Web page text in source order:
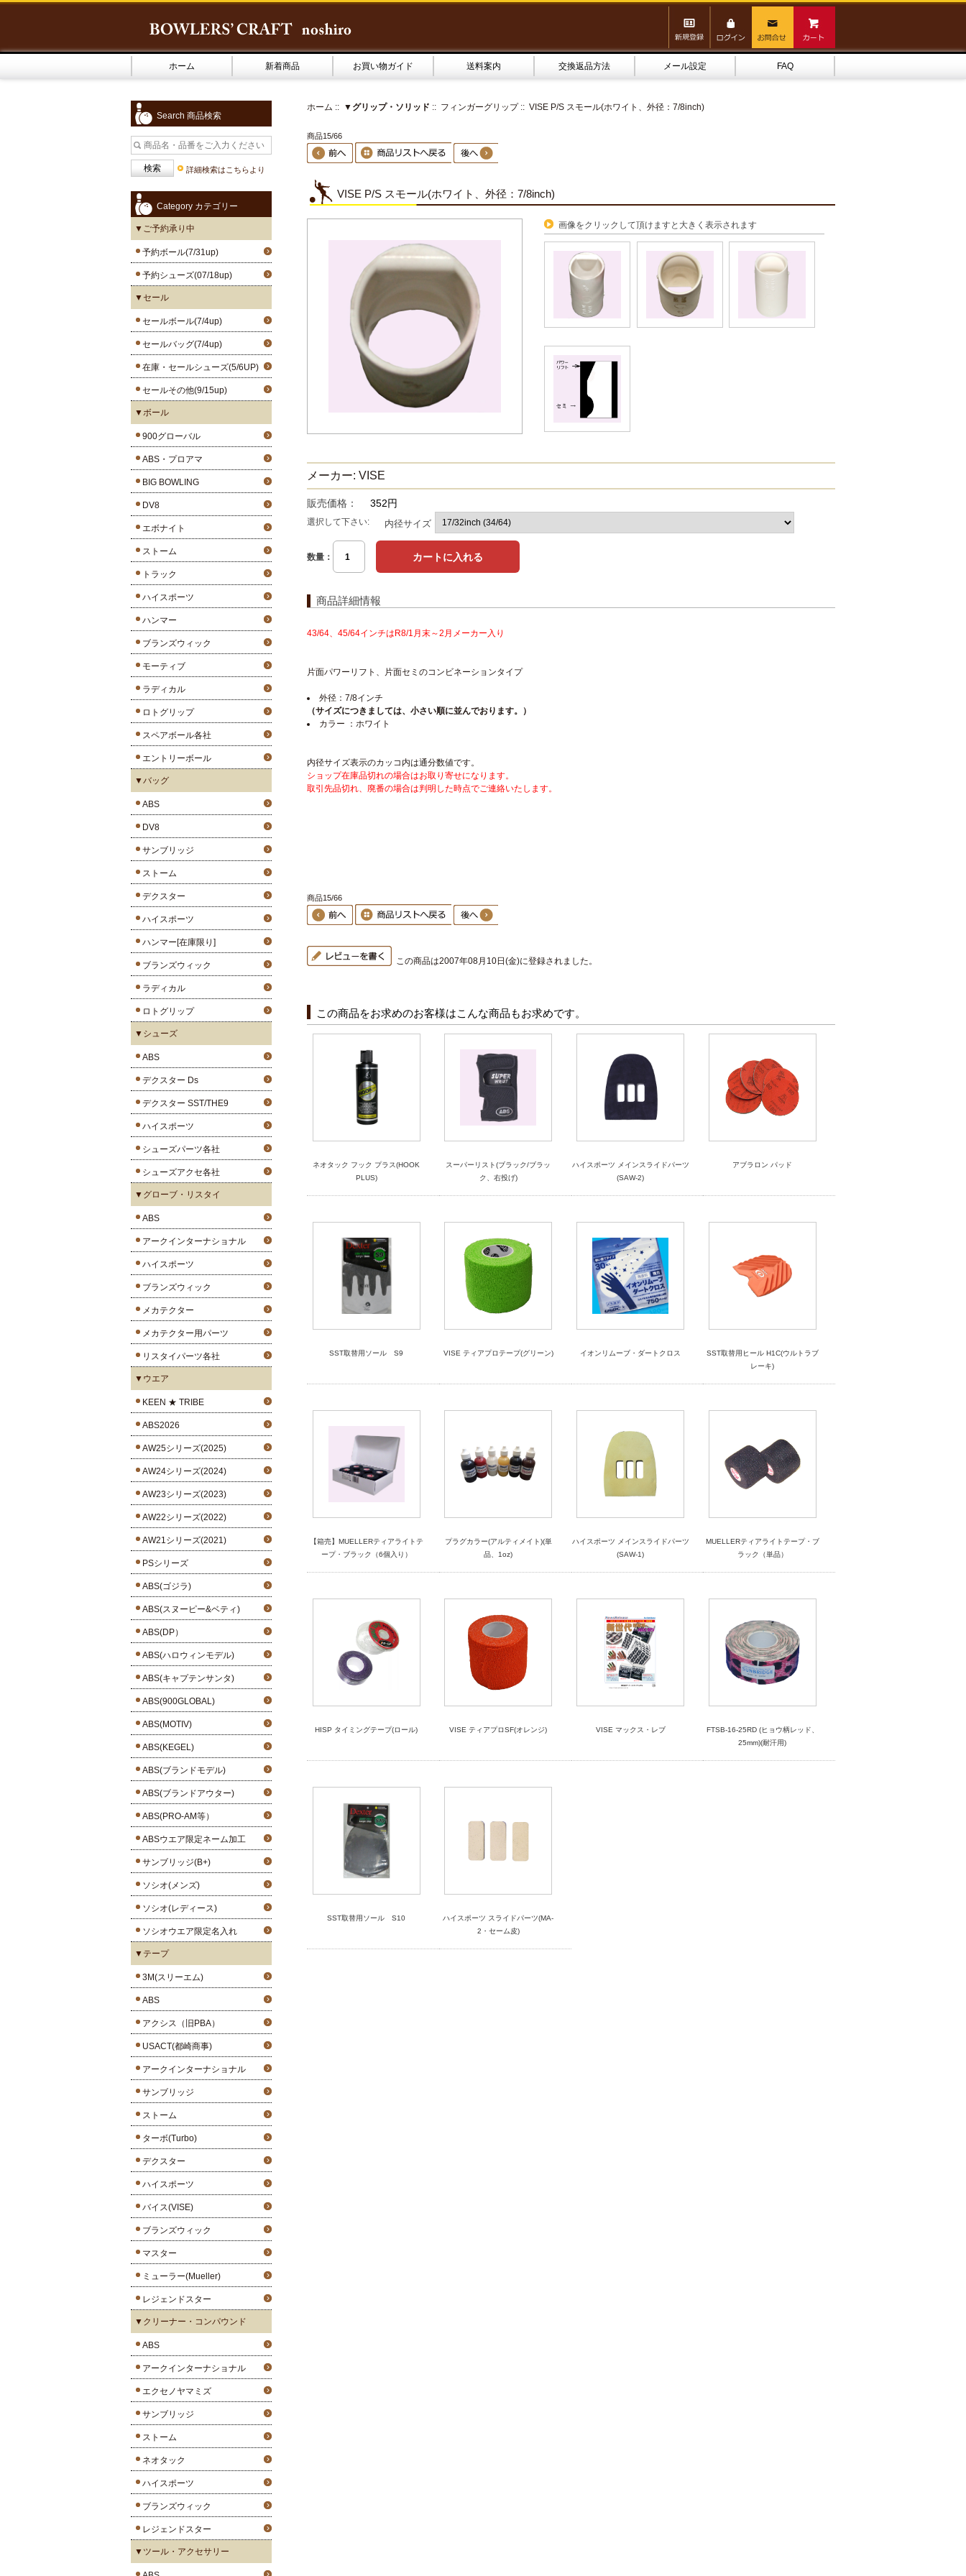
ホーム 新着商品 お買い物ガイド 送料案内 交換返品方法 メール設定 FAQ
Search 商品検索
詳細検索はこちらより
Category カテゴリー
▼ご予約承り中
予約ボール(7/31up)
予約シューズ(07/18up)
▼セール
セールボール(7/4up)
セールバッグ(7/4up)
在庫・セールシューズ(5/6UP)
セールその他(9/15up)
▼ボール
900グローバル
ABS・プロアマ
BIG BOWLING
DV8
エボナイト
ストーム
トラック
ハイスポーツ
ハンマー
ブランズウィック
モーティブ
ラディカル
ロトグリップ
スペアボール各社
エントリーボール
▼バッグ
ABS
DV8
サンブリッジ
ストーム
デクスター
ハイスポーツ
ハンマー[在庫限り]
ブランズウィック
ラディカル
ロトグリップ
▼シューズ
ABS
デクスター Ds
デクスター SST/THE9
ハイスポーツ
シューズパーツ各社
シューズアクセ各社
▼グローブ・リスタイ
ABS
アークインターナショナル
ハイスポーツ
ブランズウィック
メカテクター
メカテクター用パーツ
リスタイパーツ各社
▼ウエア
KEEN ★ TRIBE
ABS2026
AW25シリーズ(2025)
AW24シリーズ(2024)
AW23シリーズ(2023)
AW22シリーズ(2022)
AW21シリーズ(2021)
PSシリーズ
ABS(ゴジラ)
ABS(スヌーピー&ベティ)
ABS(DP）
ABS(ハロウィンモデル)
ABS(キャプテンサンタ)
ABS(900GLOBAL)
ABS(MOTIV)
ABS(KEGEL)
ABS(ブランドモデル)
ABS(ブランドアウター)
ABS(PRO-AM等）
ABSウエア限定ネーム加工
サンブリッジ(B+)
ソシオ(メンズ)
ソシオ(レディース)
ソシオウエア限定名入れ
▼テープ
3M(スリーエム)
ABS
アクシス（旧PBA）
USACT(都崎商事)
アークインターナショナル
サンブリッジ
ストーム
ターボ(Turbo)
デクスター
ハイスポーツ
バイス(VISE)
ブランズウィック
マスター
ミューラー(Mueller)
レジェンドスター
▼クリーナー・コンパウンド
ABS
アークインターナショナル
エクセノヤマミズ
サンブリッジ
ストーム
ネオタック
ハイスポーツ
ブランズウィック
レジェンドスター
▼ツール・アクセサリー
ホーム :: ▼グリップ・ソリッド :: フィンガーグリップ:: VISE P/S スモール(ホワイト、外径：7/8inch)
商品15/66
VISE P/S スモール(ホワイト、外径：7/8inch)
画像をクリックして頂けますと大きく表示されます
メーカー: VISE
販売価格： 352円
選択して下さい: 内径サイズ
数量：
商品詳細情報
43/64、45/64インチはR8/1月末～2月メーカー入り
片面パワーリフト、片面セミのコンビネーションタイプ
外径：7/8インチ
（サイズにつきましては、小さい順に並んでおります。）
カラー ：ホワイト
内径サイズ表示のカッコ内は通分数値です。
ショップ在庫品切れの場合はお取り寄せになります。
取引先品切れ、廃番の場合は判明した時点でご連絡いたします。
商品15/66
この商品は2007年08月10日(金)に登録されました。
この商品をお求めのお客様はこんな商品もお求めです。
ネオタック フック プラス(HOOK
PLUS)
スーパーリスト(ブラック/ブラッ
ク、右投げ)
ハイスポーツ メインスライドパーツ
(SAW-2)
アブラロン パッド
SST取替用ソール S9 VISE ティアプロテープ(グリーン) イオンリムーブ・ダートクロス
SST取替用ヒール H1C(ウルトラブ
レーキ)
【箱売】MUELLERティアライトテ
ープ・ブラック（6個入り）
プラグカラー(アルティメイト)(単
品、1oz)
ハイスポーツ メインスライドパーツ
(SAW-1)
MUELLERティアライトテープ・ブ
ラック（単品）
HISP タイミングテープ(ロール) VISE ティアプロSF(オレンジ) VISE マックス・レブ
FTSB-16-25RD (ヒョウ柄レッド、
25mm)(耐汗用)
SST取替用ソール S10
ハイスポーツ スライドパーツ(MA-
2・セーム皮)